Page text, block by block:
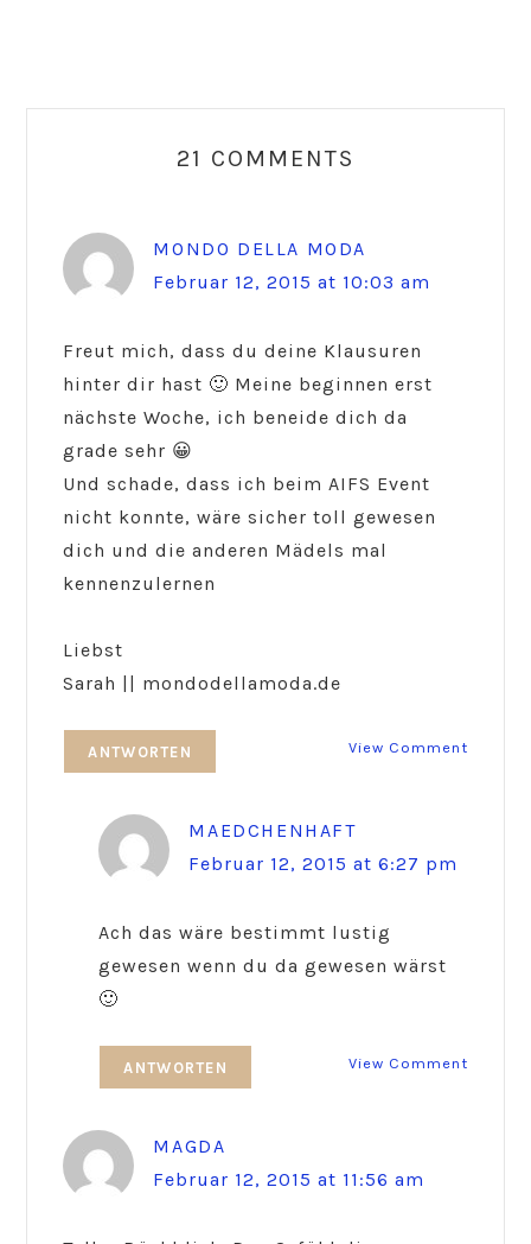
Interactions21 COMMENTS
MONDO DELLA MODA
Februar 12, 2015 at 10:03 am
Freut mich, dass du deine Klausuren
hinter dir hast 🙂 Meine beginnen erst
nächste Woche, ich beneide dich da
grade sehr 😀
Und schade, dass ich beim AIFS Event
nicht konnte, wäre sicher toll gewesen
dich und die anderen Mädels mal
kennenzulernen
Liebst
Sarah || mondodellamoda.de
View Comment
ANTWORTEN
MAEDCHENHAFT
Februar 12, 2015 at 6:27 pm
Ach das wäre bestimmt lustig
gewesen wenn du da gewesen wärst
🙂
View Comment
ANTWORTEN
MAGDA
Februar 12, 2015 at 11:56 am